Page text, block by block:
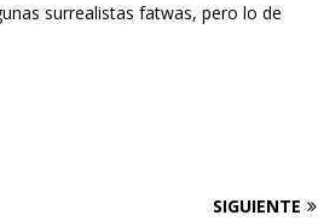
surrealistas fatwas, pero lo de
SIGUIENTE